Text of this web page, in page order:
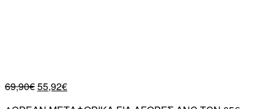
69,90€55,92€